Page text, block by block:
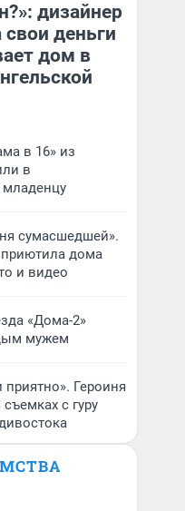
дизайнер
деньги
дом в
в 16» из
в
младенцу
сумасшедшей».
приютила дома
и видео
«Дома-2»
мужем
Героиня
с гуру